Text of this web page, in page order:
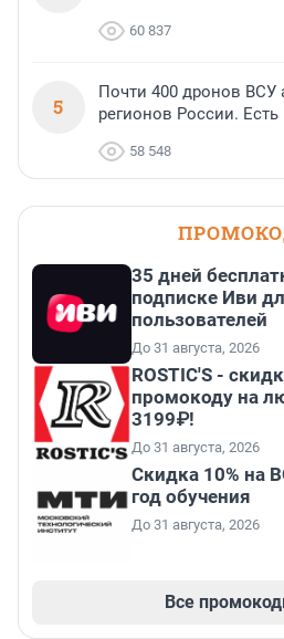
60 837
5
Почти 400 дронов ВСУ
регионов России.
58 548
35 дней
подписке Иви
пользователей
До 31 августа, 2026
ROSTIC'S -
промокоду на
3199₽!
До 31 августа, 2026
Скидка 10% на
год обучения
До 31 августа, 2026
Все